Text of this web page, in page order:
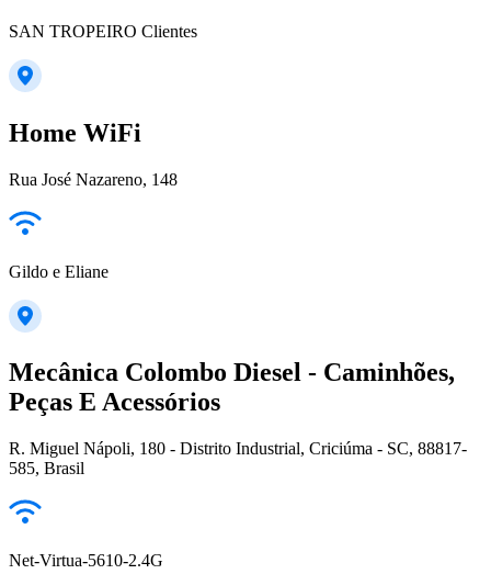
SAN TROPEIRO Clientes
Home WiFi
Rua José Nazareno, 148
Gildo e Eliane
Mecânica Colombo Diesel - Caminhões,
Peças E Acessórios
R. Miguel Nápoli, 180 - Distrito Industrial, Criciúma - SC, 88817-
585, Brasil
Net-Virtua-5610-2.4G